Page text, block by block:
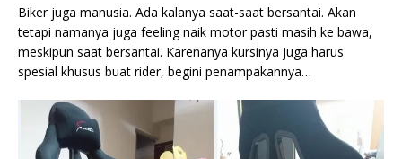
Biker juga manusia. Ada kalanya saat-saat bersantai. Akan
tetapi namanya juga feeling naik motor pasti masih ke bawa,
meskipun saat bersantai. Karenanya kursinya juga harus
spesial khusus buat rider, begini penampakannya…